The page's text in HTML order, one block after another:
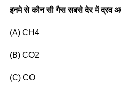
इनमे से कौन सी गैस सबसे देर में द्रव
(A) CH4
(B) CO2
(C) CO